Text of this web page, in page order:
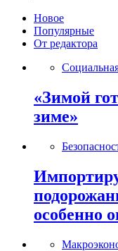
Новое
Популярные
От редактора
«Зимой
зиме»
особенно